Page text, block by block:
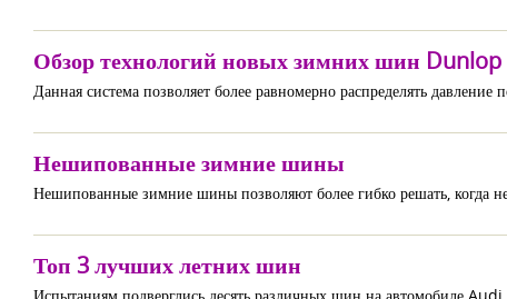
Обзор технологий новых зимних шин
Данная система позволяет более равномерно распределять
Нешипованные зимние шины
Нешипованные зимние шины позволяют более гибко решать, когда
Топ 3 лучших летних шин